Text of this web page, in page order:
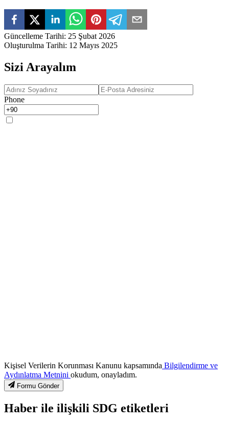
Güncelleme Tarihi: 25 Şubat 2026
Oluşturulma Tarihi: 12 Mayıs 2025
Sizi Arayalım
Phone
Kişisel Verilerin Korunması Kanunu kapsamında Bilgilendirme ve
Aydınlatma Metnini okudum, onayladım.
Formu Gönder
Haber ile ilişkili SDG etiketleri